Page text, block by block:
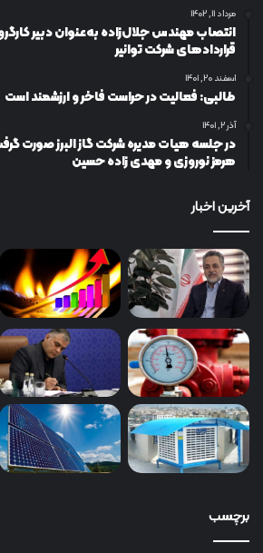
مرداد ۱۱, ۱۴۰۲
انتصاب مهندس جلال‌زاده به‌عنوان دبیر
قراردادهای شركت توانیر
اسفند ۲۰, ۱۴۰۱
طالبی: فعالیت در حراست فاخر و ارزشمند است
آذر ۲, ۱۴۰۱
در جلسه هیات مدیره شرکت گاز البرز صورت
هرمز نوروزی و مهدی زاده حسین
آخرین اخبار
برچسب